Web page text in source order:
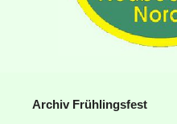
Archiv Frühlingsfest